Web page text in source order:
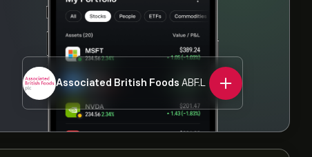
Associated British Foods ABF.L